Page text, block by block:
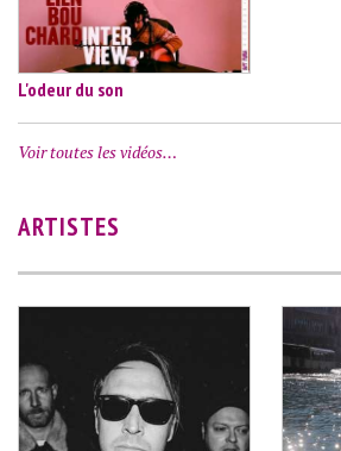
L'odeur du son
Voir toutes les vidéos…
ARTISTES